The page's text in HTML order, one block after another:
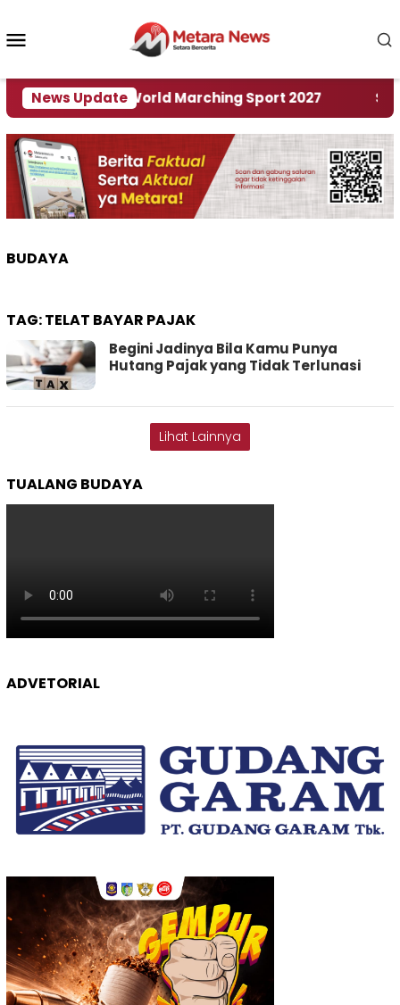
konten
News Update
Rumah World Marching Sport 2027 ‎Soal
BUDAYA
TAG:TELAT BAYAR PAJAK
Begini Jadinya Bila Kamu Punya
Hutang Pajak yang Tidak Terlunasi
Lihat Lainnya
TUALANG BUDAYA
ADVETORIAL